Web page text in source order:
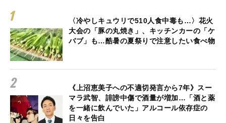
〈冷やしキュウリで510人食中毒も…〉花火
大会の「豚の丸焼き」、キッチンカーの「ケ
バブ」も…酷暑の夏祭りで注意したい食べ物
《上沼恵美子への不適切発言から7年》スー
マラ武智、誹謗中傷で酒量が増加…「酒と薬
を一緒に飲んでいた」アルコール依存症の
日々を告白